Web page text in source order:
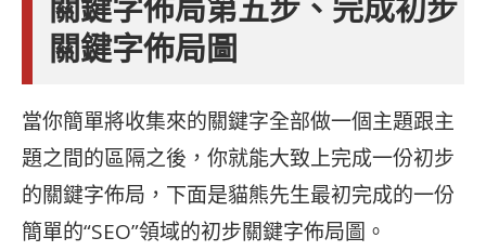
關鍵字佈局圖
當你簡單將收集來的關鍵字全部做一個主題跟主
題之間的區隔之後，你就能大致上完成一份初步
的關鍵字佈局，下面是貓熊先生最初完成的一份
簡單的“SEO”領域的初步關鍵字佈局圖。